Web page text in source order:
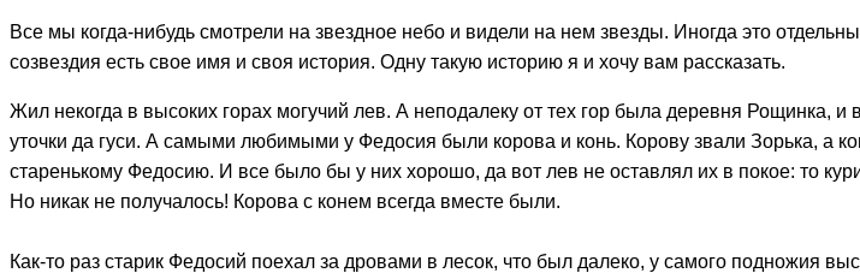
Все мы когда-нибудь смотрели на звездное небо и видели на нем звезды. Иногда это
созвездия есть свое имя и своя история. Одну такую историю я и хочу вам рассказать.
Жил некогда в высоких горах могучий лев. А неподалеку от тех гор была деревня Рощинка,
уточки да гуси. А самыми любимыми у Федосия были корова и конь. Корову звали Зорька, а
старенькому Федосию. И все было бы у них хорошо, да вот лев не оставлял их в покое: то
Но никак не получалось! Корова с конем всегда вместе были.
Как-то раз старик Федосий поехал за дровами в лесок, что был далеко, у самого подножия